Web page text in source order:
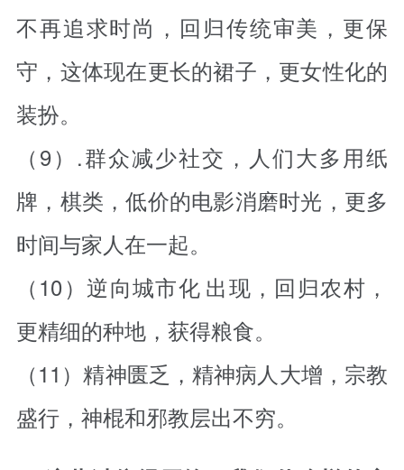
不再追求时尚，回归传统审美，更保
守，这体现在更长的裙子，更女性化的
装扮。
（9）.群众减少社交，人们大多用纸
牌，棋类，低价的电影消磨时光，更多
时间与家人在一起。
（10）逆向城市化 出现，回归农村，
更精细的种地，获得粮食。
（11）精神匮乏，精神病人大增，宗教
盛行，神棍和邪教层出不穷。